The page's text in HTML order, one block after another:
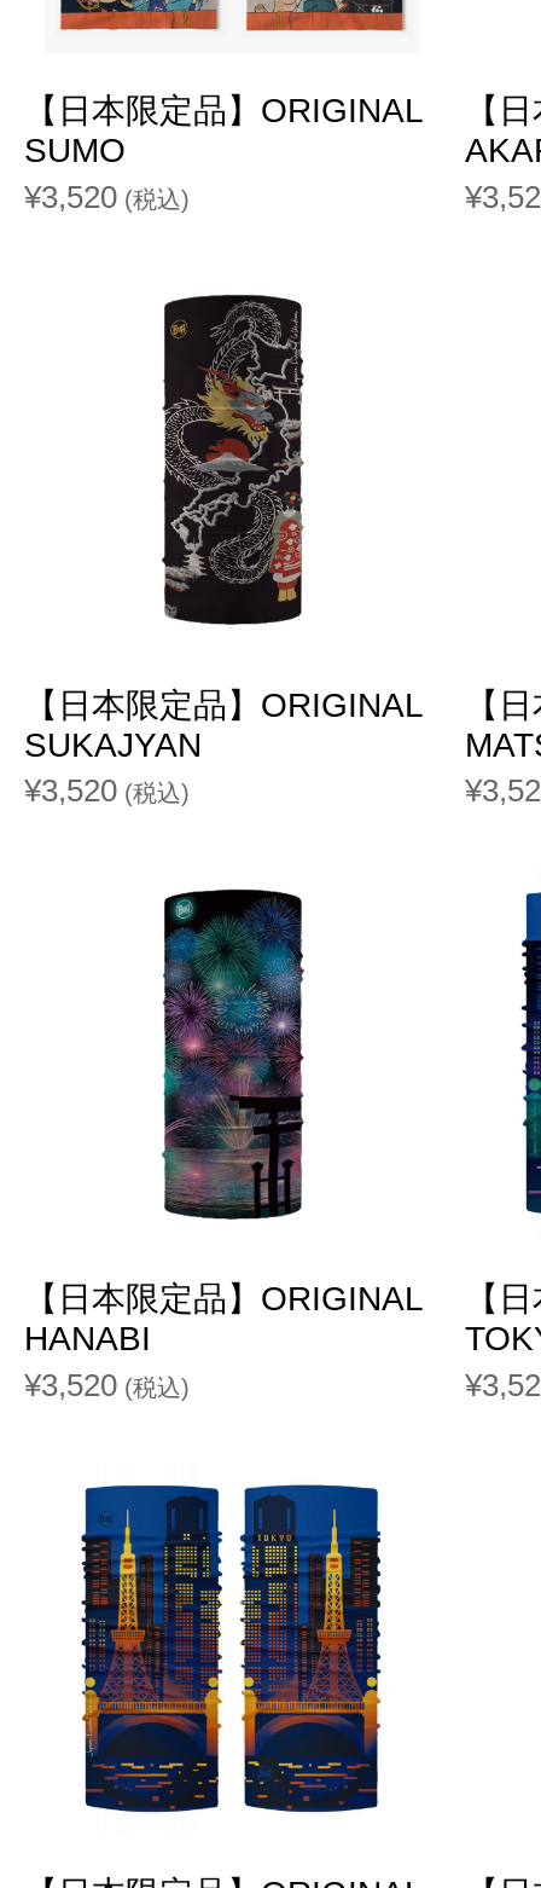
【日本限定品】ORIGINAL
SUMO
¥3,520 (税込)
【
【日本限定品】ORIGINAL
SUKAJYAN
¥3,520 (税込)
【
【日本限定品】ORIGINAL
HANABI
¥3,520 (税込)
【